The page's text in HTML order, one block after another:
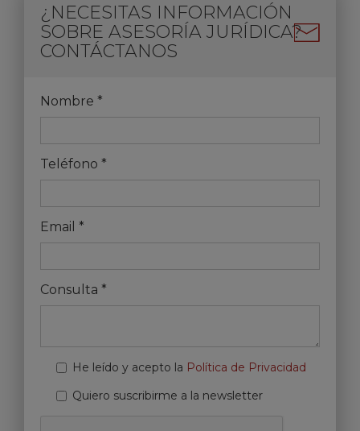
¿NECESITAS INFORMACIÓN
SOBRE ASESORÍA JURÍDICA?
CONTÁCTANOS
Nombre *
Teléfono *
Email *
Consulta *
He leído y acepto la Política de Privacidad
Política de privacidad *
Quiero suscribirme a la newsletter